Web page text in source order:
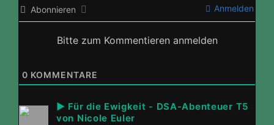
Abonnieren Anmelden
Bitte zum Kommentieren anmelden
0 KOMMENTARE
► Für die Ewigkeit - DSA-Abenteuer T5
von Nicole Euler